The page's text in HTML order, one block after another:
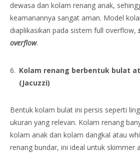
dewasa dan kolam renang anak,
keamanannya sangat aman. Model
diaplikasikan pada sistem full overflow,
overflow.
Kolam renang berbentuk bulat
(Jacuzzi)
Bentuk kolam bulat ini persis seperti
ukuran yang relevan. Kolam renang
kolam anak dan kolam dangkal atau
renang bundar, ini ideal untuk skimmer